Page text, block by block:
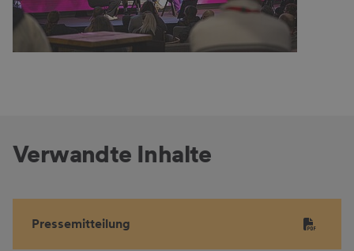
Verwandte Inhalte
Pressemitteilung